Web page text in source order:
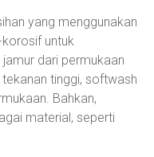
yang menggunakan
untuk
dari permukaan
tinggi, softwash
Bahkan,
material, seperti